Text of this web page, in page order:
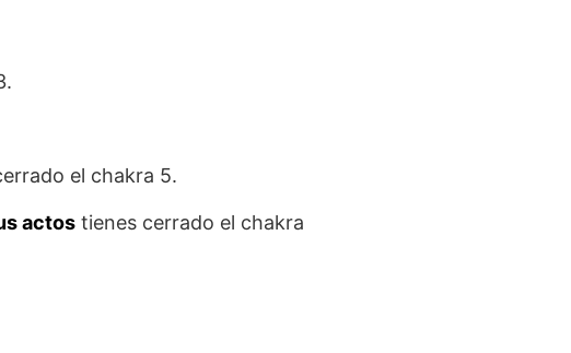
el chakra 5.
actos tienes cerrado el chakra